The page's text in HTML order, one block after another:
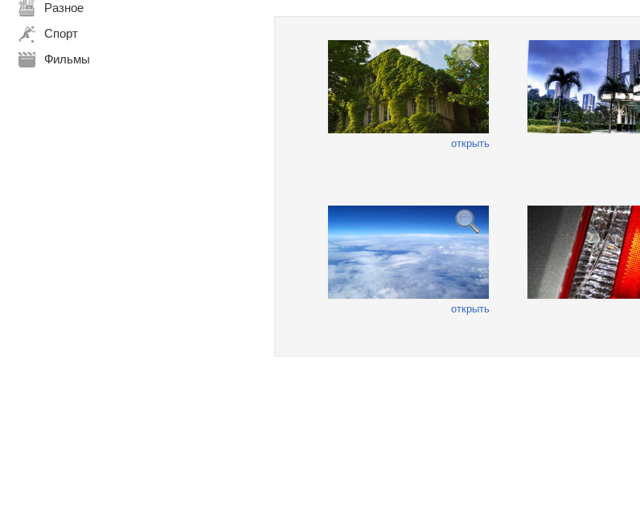
Разное
Спорт
Фильмы
открыть
открыть